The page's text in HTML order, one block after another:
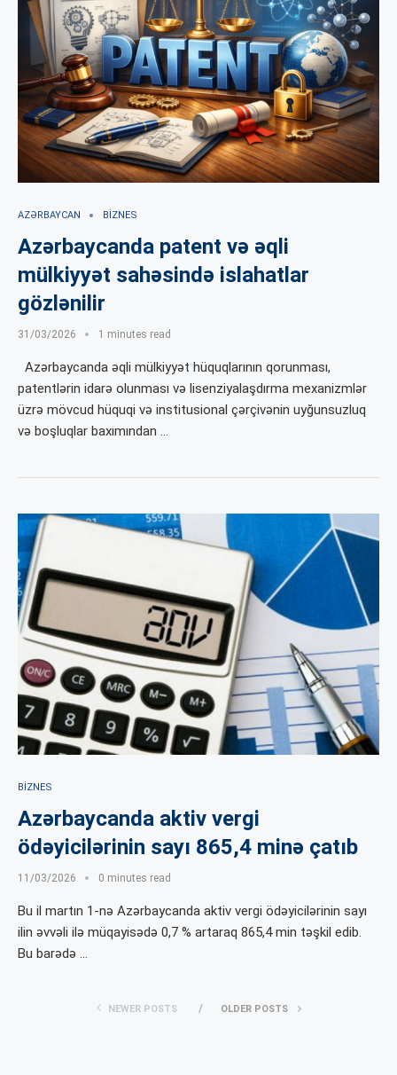
AZƏRBAYCAN BIZNES
Azərbaycanda patent və əqli
mülkiyyət sahəsində islahatlar
gözlənilir
31/03/2026 1 minutes read
Azərbaycanda əqli mülkiyyət hüquqlarının qorunması,
patentlərin idarə olunması və lisenziyalaşdırma mexanizmlər
üzrə mövcud hüquqi və institusional çərçivənin uyğunsuzluq
və boşluqlar baxımından …
BIZNES
Azərbaycanda aktiv vergi
ödəyicilərinin sayı 865,4 minə çatıb
11/03/2026 0 minutes read
Bu il martın 1-nə Azərbaycanda aktiv vergi ödəyicilərinin sayı
ilin əvvəli ilə müqayisədə 0,7 % artaraq 865,4 min təşkil edib.
Bu barədə …
NEWER POSTS OLDER POSTS